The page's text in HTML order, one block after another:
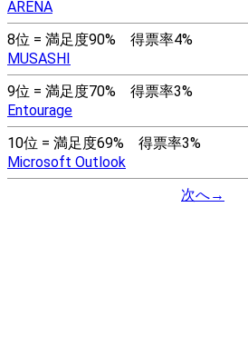
ARENA
8位 = 満足度90% 得票率4%
MUSASHI
9位 = 満足度70% 得票率3%
Entourage
10位 = 満足度69% 得票率3%
Microsoft Outlook
次へ→